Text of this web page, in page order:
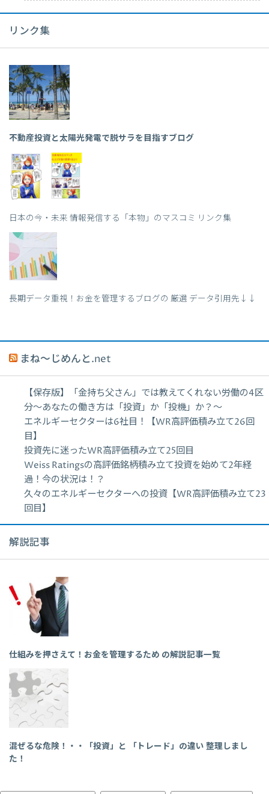
リンク集
不動産投資と太陽光発電で脱サラを目指すブログ
日本の今・未来 情報発信する「本物」のマスコミ リンク集
長期データ重視！お金を管理するブログの 厳選 データ引用先↓↓
まね～じめんと.net
【保存版】「金持ち父さん」では教えてくれない労働の4区
分〜あなたの働き方は「投資」か「投機」か？〜
エネルギーセクターは6社目！【WR高評価積み立て26回
目】
投資先に迷ったWR高評価積み立て25回目
Weiss Ratingsの高評価銘柄積み立て投資を始めて2年経
過！今の状況は！？
久々のエネルギーセクターへの投資【WR高評価積み立て23
回目】
解説記事
仕組みを押さえて！お金を管理するため の解説記事一覧
混ぜるな危険！・・「投資」と 「トレード」の違い 整理しまし
た！